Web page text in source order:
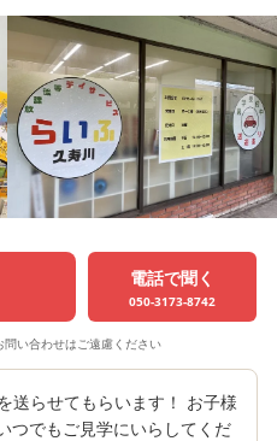
電話で聞く
050-3173-8742
い合わせはご遠慮ください
送らせてもらいます！ お子様
つでもご見学にいらしてくだ